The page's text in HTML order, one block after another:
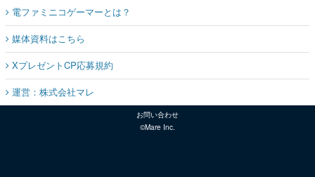
電ファミニコゲーマーとは？
媒体資料はこちら
XプレゼントCP応募規約
運営：株式会社マレ
お問い合わせ
©Mare Inc.